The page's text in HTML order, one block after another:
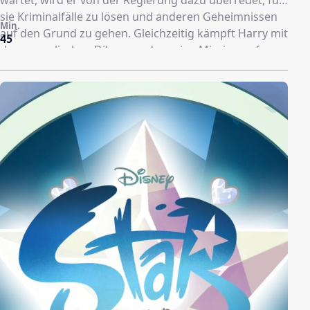
sie Kriminalfälle zu lösen und anderen Geheimnissen
auf den Grund zu gehen. Gleichzeitig kämpft Harry mit
dem moralischen Dilemma, das seine Mission auf
Erden für ihn bereithält und mit der Frage, ob es
Menschen tatsächlich wert sind, gerettet zu werden.
45
Min.